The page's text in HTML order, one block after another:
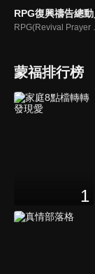
RPG復興禱告總動
RPG(Revival Prayer Group
蒙福排行榜
1